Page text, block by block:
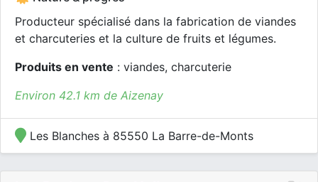
Producteur spécialisé dans la fabrication de viandes
et charcuteries et la culture de fruits et légumes.
Produits en vente : viandes, charcuterie
Environ 42.1 km de Aizenay
Les Blanches à 85550 La Barre-de-Monts